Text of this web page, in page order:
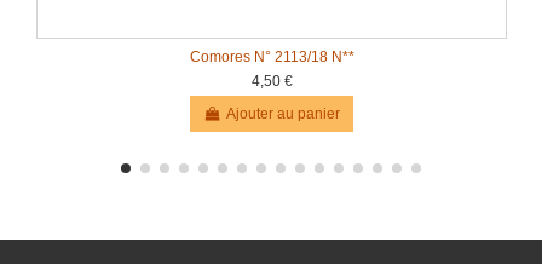
Comores N° 2113/18 N**
4,50 €
Ajouter au panier